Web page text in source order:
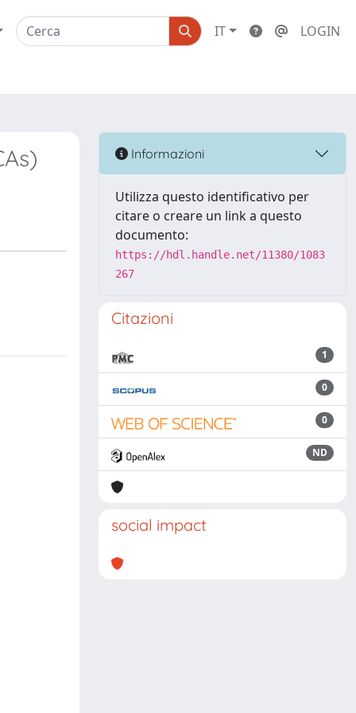
IT LOGIN
Informazioni
Utilizza questo identificativo per
citare o creare un link a questo
documento:
https://hdl.handle.net/11380/1083
267
Citazioni
1
0
0
ND
social impact